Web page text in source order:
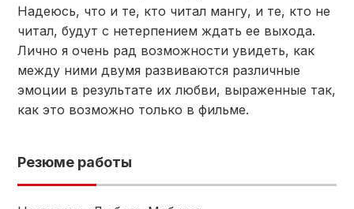
Надеюсь, что и те, кто читал мангу, и те, кто не
читал, будут с нетерпением ждать ее выхода.
Лично я очень рад возможности увидеть, как
между ними двумя развиваются различные
эмоции в результате их любви, выраженные так,
как это возможно только в фильме.
Резюме работы